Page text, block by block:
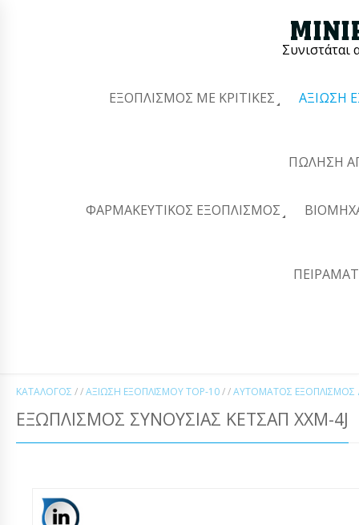
Συνιστάται
ΕΞΟΠΛΙΣΜΌΣ ΜΕ ΚΡΙΤΙΚΈΣ ΑΞΊΩΣΗ
ΠΏΛΗΣΗ
ΦΑΡΜΑΚΕΥΤΙΚΌΣ ΕΞΟΠΛΙΣΜΌΣ
ΚΑΤΆΛΟΓΟΣ / /ΑΞΊΩΣΗ ΕΞΟΠΛΙΣΜΟΎ TOP-10/ /ΑΥΤΌΜΑΤΟΣ ΕΞΟΠΛΙΣΜΌΣ
ΕΞΩΠΛΙΣΜΌΣ ΣΥΝΟΥΣΊΑΣ ΚΈΤΣΑΠ XXM-4J